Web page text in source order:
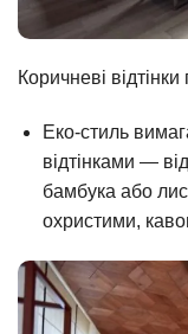
Коричневі
Еко-стиль
відтінками —
бамбука або
охристими,